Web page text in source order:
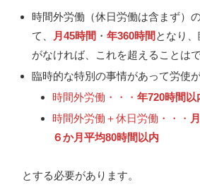
時間外労働（休日労働は含まず）
て、
月45時間 ・ 年360時間 となり
がなければ、これを超えることは
臨時的な特別の事情があって労使
時間外労働・・・ 年720時間以
時間外労働＋休日労働・・・
６か月平均80時間以内
とする必要があります。